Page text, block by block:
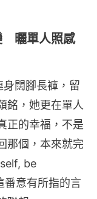
曬單人照感
闊腳長褲，留
銘，她更在單人
正的幸福，不是
那個，本來就完
be
意有所指的言